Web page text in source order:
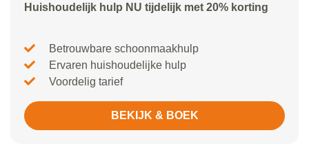
Huishoudelijk hulp NU tijdelijk met 20% korting
Betrouwbare schoonmaakhulp
Ervaren huishoudelijke hulp
Voordelig tarief
BEKIJK & BOEK